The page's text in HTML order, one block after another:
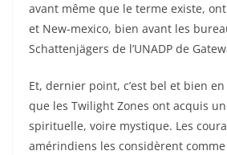
avant même que le terme existe,
et New-mexico, bien avant les
Schattenjägers de l’UNADP de
Et, dernier point, c’est bel et bien
que les Twilight Zones ont acquis
spirituelle, voire mystique. Les
amérindiens les considèrent